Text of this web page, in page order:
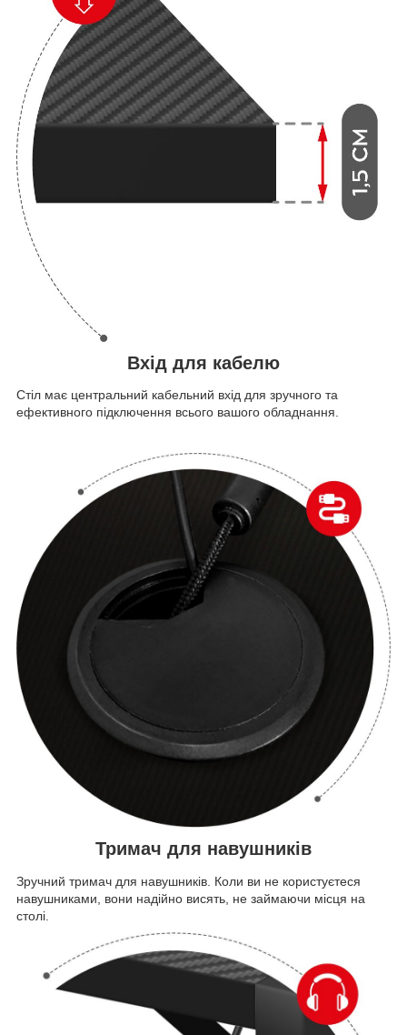
Вхід для кабелю
Стіл має центральний кабельний вхід для зручного та
ефективного підключення всього вашого обладнання.
Тримач для навушників
Зручний тримач для навушників. Коли ви не користуєтеся
навушниками, вони надійно висять, не займаючи місця на
столі.